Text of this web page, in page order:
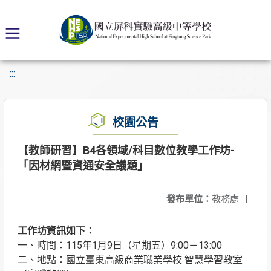
:::
校園公告
【教師研習】B4各領域/科目數位教學工作坊-
「因材網暨資通安全議題」
發布單位： 教務處 |
工作坊資訊如下：
一、時間：115年1月9日（星期五）9:00－13:00
二、地點：國立臺東高級商業職業學校 智慧學習教室